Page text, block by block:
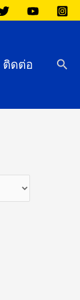
ติดต่อ